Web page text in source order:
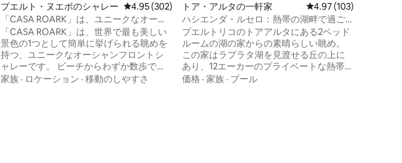
プエルト・ヌエボのシャレー レビュー302件、5つ星中4.95つ星の平均評価
4.95 (302)
「CASA ROARK」は、ユニークなオーシ
ャンフロントのシャレーです。
「CASA ROARK」は、世界で最も美しい
景色の1つとして簡単に挙げられる眺めを
持つ、ユニークなオーシャンフロントシ
ャレーです。 ビーチからわずか数歩で
す。 最近改装されたシャレーには、エア
家族 · ロケーション · 移動のしやすさ
トア・アルタの一軒家 レビュー103件、5つ
4.97 (103)
ハシエンダ・ルセロ：熱帯の湖畔で過ご
す休暇
プエルトリコのトアアルタにある2ベッド
ルームの湖の家からの素晴らしい眺め。
この家はラプラタ湖を見渡せる丘の上に
あり、12エーカーのプライベートな熱帯雨
林に囲まれています。 自然愛好家、バー
価格 · 家族 · プール